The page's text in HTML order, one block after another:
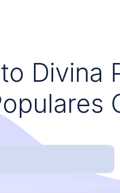
Divina